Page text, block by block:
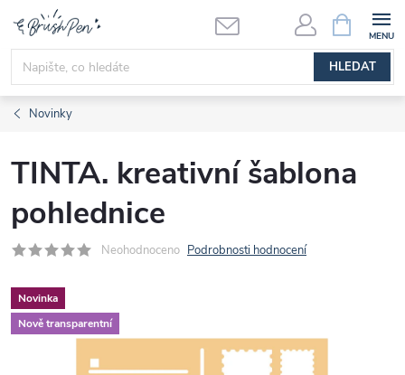
obsah
HLEDAT
NÁKUPNÍ
KOŠÍK
Novinky
TINTA. kreativní šablona
pohlednice
Neohodnoceno Podrobnosti hodnocení
Novinka
Nově transparentní